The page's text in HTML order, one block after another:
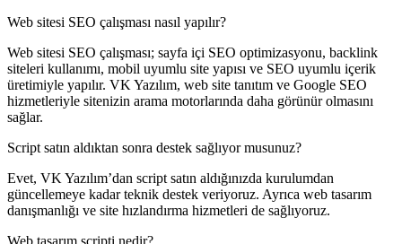
Web sitesi SEO çalışması nasıl yapılır?
Web sitesi SEO çalışması; sayfa içi SEO optimizasyonu, backlink
siteleri kullanımı, mobil uyumlu site yapısı ve SEO uyumlu içerik
üretimiyle yapılır. VK Yazılım, web site tanıtım ve Google SEO
hizmetleriyle sitenizin arama motorlarında daha görünür olmasını
sağlar.
Script satın aldıktan sonra destek sağlıyor musunuz?
Evet, VK Yazılım’dan script satın aldığınızda kurulumdan
güncellemeye kadar teknik destek veriyoruz. Ayrıca web tasarım
danışmanlığı ve site hızlandırma hizmetleri de sağlıyoruz.
Web tasarım scripti nedir?